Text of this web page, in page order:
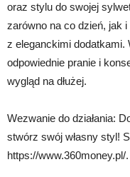
oraz stylu do swojej
zarówno na co dzień, jak
z eleganckimi dodatkami.
odpowiednie pranie i
wygląd na dłużej.
Wezwanie do działania:
stwórz swój własny styl!
https://www.360money.pl/.